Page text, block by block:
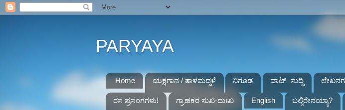
PARYAYA
Home ಯಕ್ಷಗಾನ / ತಾಳಮದ್ದಳೆ ನಿಗೂಢ ವಾಟ್- ಸುದ್ದಿ
ರಸ ಪ್ರಸಂಗಗಳು! ಗ್ರಾಹಕರ ಸುಖ-ದುಃಖ English ಬಲ್ಲಿರೇನಯ್ಯಾ?